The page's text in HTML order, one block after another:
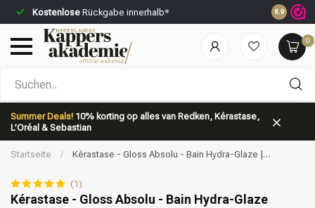
Kostenlose Rückgabe innerhalb* Vor 23:59
8.9
0
Summer Deals! 10% korting op alles van Redken, Kérastase,
L’Oréal & Sebastian
Nach welcher Kategorie suchst du?
Startseite /
Kérastase - Gloss Absolu - Bain Hydra-Glaze |
(1)
Kérastase - Gloss Absolu - Bain Hydra-Glaze